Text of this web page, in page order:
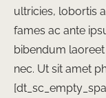
ultricies, lobortis
fames ac ante
bibendum
nec. Ut sit amet